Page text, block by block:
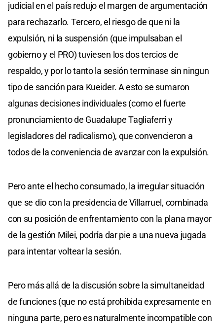
judicial en el país redujo el margen de argumentación
para rechazarlo. Tercero, el riesgo de que ni la
expulsión, ni la suspensión (que impulsaban el
gobierno y el PRO) tuviesen los dos tercios de
respaldo, y por lo tanto la sesión terminase sin ningun
tipo de sanción para Kueider. A esto se sumaron
algunas decisiones individuales (como el fuerte
pronunciamiento de Guadalupe Tagliaferri y
legisladores del radicalismo), que convencieron a
todos de la conveniencia de avanzar con la expulsión.
Pero ante el hecho consumado, la irregular situación
que se dio con la presidencia de Villarruel, combinada
con su posición de enfrentamiento con la plana mayor
de la gestión Milei, podría dar pie a una nueva jugada
para intentar voltear la sesión.
Pero más allá de la discusión sobre la simultaneidad
de funciones (que no está prohibida expresamente en
ninguna parte, pero es naturalmente incompatible con